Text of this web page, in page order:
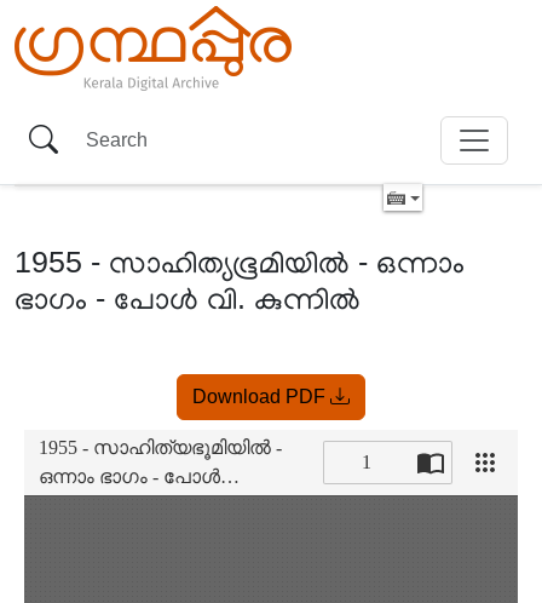
1955 - സാഹിത്യഭൂമിയിൽ - ഒന്നാം
ഭാഗം - പോൾ വി. കുന്നിൽ
Download PDF